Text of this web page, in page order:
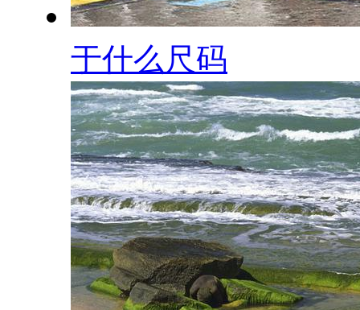
于什么尺码